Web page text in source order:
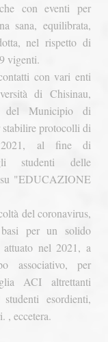
con eventi per
sana, equilibrata,
nel rispetto di
vigenti.
con vari enti
di Chisinau,
del Municipio di
protocolli di
2021, al fine di
studenti delle
su "EDUCAZIONE
del coronavirus,
per un solido
attuato nel 2021, a
associativo, per
ACI altrettanti
esordienti,
, eccetera.